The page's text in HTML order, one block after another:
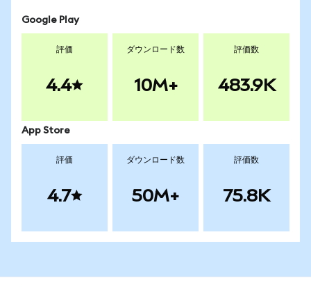
Google Play
評価
4.4
ダウンロード数
10M+
評価数
483.9K
App Store
評価
4.7
ダウンロード数
50M+
評価数
75.8K